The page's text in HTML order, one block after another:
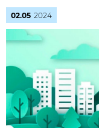
02.05 2024